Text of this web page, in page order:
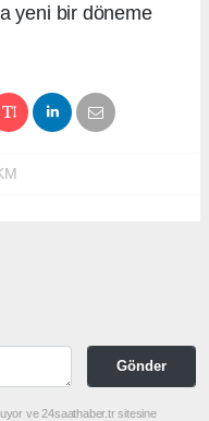
yeni bir döneme
Gönder
ve 24saathaber.tr sitesine